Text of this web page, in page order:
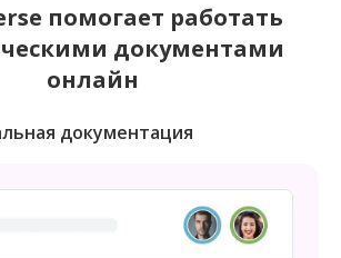
помогает работать
документами
онлайн
документация